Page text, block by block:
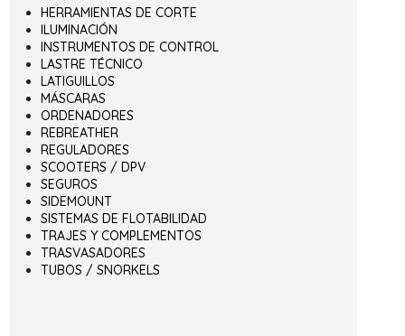
HERRAMIENTAS DE CORTE
ILUMINACIÓN
INSTRUMENTOS DE CONTROL
LASTRE TÉCNICO
LATIGUILLOS
MÁSCARAS
ORDENADORES
REBREATHER
REGULADORES
SCOOTERS / DPV
SEGUROS
SIDEMOUNT
SISTEMAS DE FLOTABILIDAD
TRAJES Y COMPLEMENTOS
TRASVASADORES
TUBOS / SNORKELS